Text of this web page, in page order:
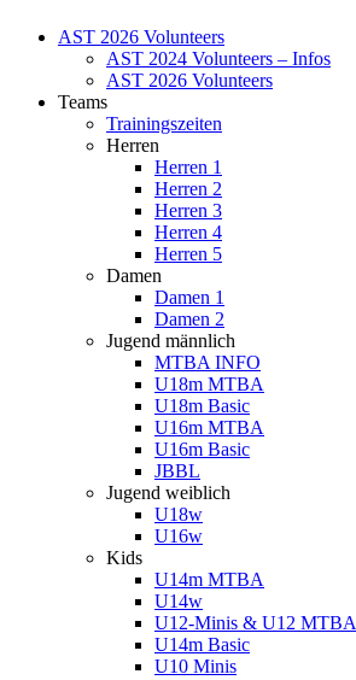
AST 2026 Volunteers
AST 2024 Volunteers – Infos
AST 2026 Volunteers
Teams
Trainingszeiten
Herren
Herren 1
Herren 2
Herren 3
Herren 4
Herren 5
Damen
Damen 1
Damen 2
Jugend männlich
MTBA INFO
U18m MTBA
U18m Basic
U16m MTBA
U16m Basic
JBBL
Jugend weiblich
U18w
U16w
Kids
U14m MTBA
U14w
U12-Minis & U12 MTBA
U14m Basic
U10 Minis